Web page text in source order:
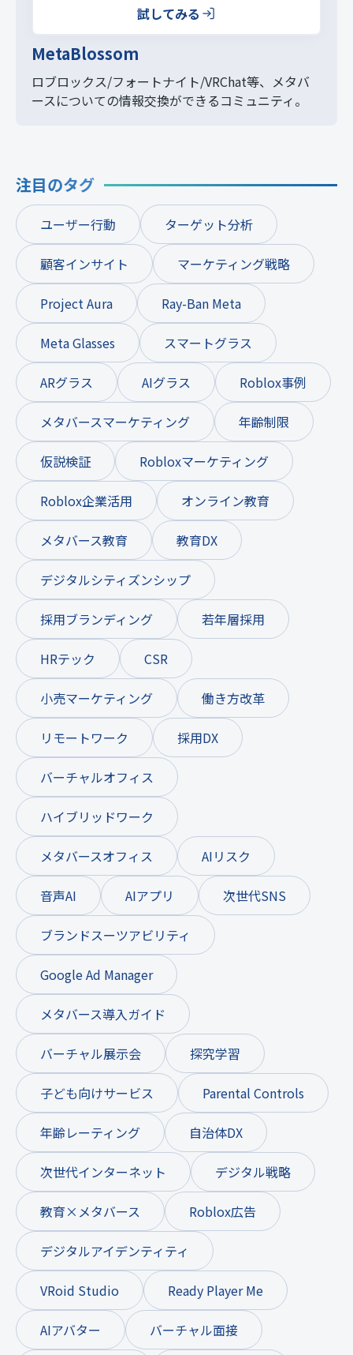
試してみる
MetaBlossom
ロブロックス/フォートナイト/VRChat等、 メタバ
ースについての情報交換ができるコミュニティ。
注目のタグ
ユーザー行動 ターゲット分析
顧客インサイト マーケティング戦略
Project Aura Ray-Ban Meta
Meta Glasses スマートグラス
ARグラス AIグラス Roblox事例
メタバースマーケティング 年齢制限
仮説検証 Robloxマーケティング
Roblox企業活用 オンライン教育
メタバース教育 教育DX
デジタルシティズンシップ
採用ブランディング 若年層採用
HRテック CSR
小売マーケティング 働き方改革
リモートワーク 採用DX
バーチャルオフィス
ハイブリッドワーク
メタバースオフィス AIリスク
音声AI AIアプリ 次世代SNS
ブランドスーツアビリティ
Google Ad Manager
メタバース導入ガイド
バーチャル展示会 探究学習
子ども向けサービス Parental Controls
年齢レーティング 自治体DX
次世代インターネット デジタル戦略
教育×メタバース Roblox広告
デジタルアイデンティティ
VRoid Studio Ready Player Me
AIアバター バーチャル面接